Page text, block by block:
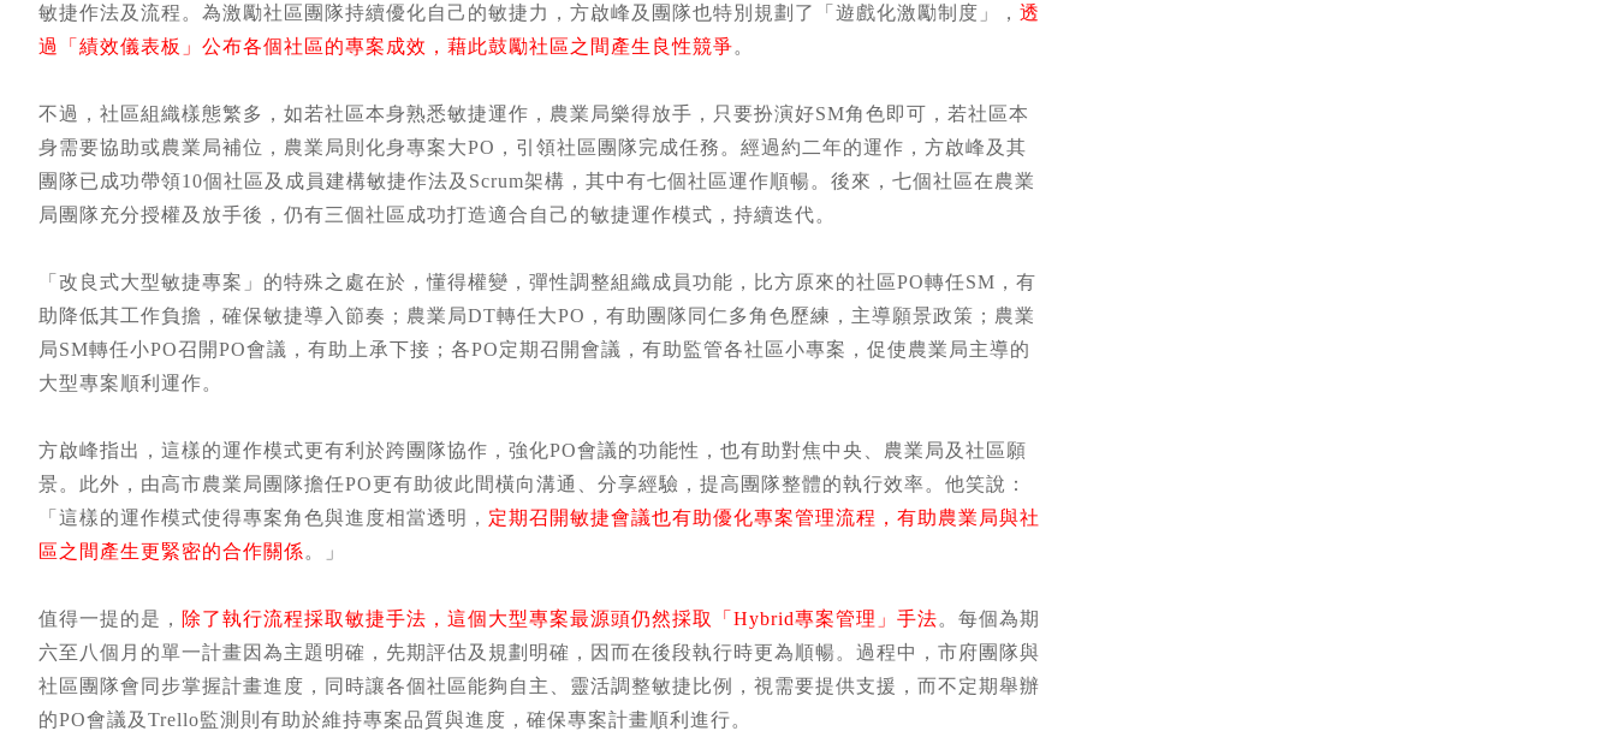
敏捷作法及流程。為激勵社區團隊持續優化自己的敏捷力，方啟峰及團隊也特別規劃了「遊戲化激勵制度」， 透
過「績效儀表板」公布各個社區的專案成效，藉此鼓勵社區之間產生良性競爭。
不過，社區組織樣態繁多，如若社區本身熟悉敏捷運作，農業局樂得放手，只要扮演好SM角色即可，若社區本
身需要協助或農業局補位，農業局則化身專案大PO，引領社區團隊完成任務。經過約二年的運作，方啟峰及其
團隊已成功帶領10個社區及成員建構敏捷作法及Scrum架構，其中有七個社區運作順暢。後來，七個社區在農業
局團隊充分授權及放手後，仍有三個社區成功打造適合自己的敏捷運作模式，持續迭代。
「改良式大型敏捷專案」的特殊之處在於，懂得權變，彈性調整組織成員功能，比方原來的社區PO轉任SM，有
助降低其工作負擔，確保敏捷導入節奏；農業局DT轉任大PO，有助團隊同仁多角色歷練，主導願景政策；農業
局SM轉任小PO召開PO會議，有助上承下接；各PO定期召開會議，有助監管各社區小專案，促使農業局主導的
大型專案順利運作。
方啟峰指出，這樣的運作模式更有利於跨團隊協作，強化PO會議的功能性，也有助對焦中央、農業局及社區願
景。此外，由高市農業局團隊擔任PO更有助彼此間橫向溝通、分享經驗，提高團隊整體的執行效率。他笑說：
「這樣的運作模式使得專案角色與進度相當透明， 定期召開敏捷會議也有助優化專案管理流程，有助農業局與社
區之間產生更緊密的合作關係。」
值得一提的是， 除了執行流程採取敏捷手法，這個大型專案最源頭仍然採取「Hybrid專案管理」手法。每個為期
六至八個月的單一計畫因為主題明確，先期評估及規劃明確，因而在後段執行時更為順暢。過程中，市府團隊與
社區團隊會同步掌握計畫進度，同時讓各個社區能夠自主、靈活調整敏捷比例，視需要提供支援，而不定期舉辦
的PO會議及Trello監測則有助於維持專案品質與進度，確保專案計畫順利進行。